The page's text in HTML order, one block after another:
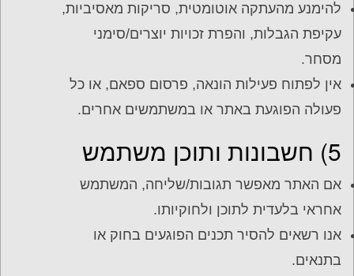
להימנע מהעתקה אוטומטית, סריקות מאסיביות,
עקיפת הגבלות, והפרת זכויות יוצרים/סימני
מסחר.
אין לפתוח פעילות הונאה, פרסום ספאם, או כל
פעולה הפוגעת באתר או במשתמשים אחרים.
5) חשבונות ותוכן משתמש
אם האתר מאפשר תגובות/שליחה, המשתמש
אחראי בלעדית לתוכן ולחוקיותו.
אנו רשאים להסיר תכנים הפוגעים בחוק או
בתנאים.